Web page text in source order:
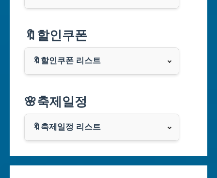
부산광역시
대구광역시
인천광역시
광주광역시
대전광역시
🔖할인쿠폰
🔖할인쿠폰 리스트
쿠팡
클룩
🌸축제일정
🔖축제일정 리스트